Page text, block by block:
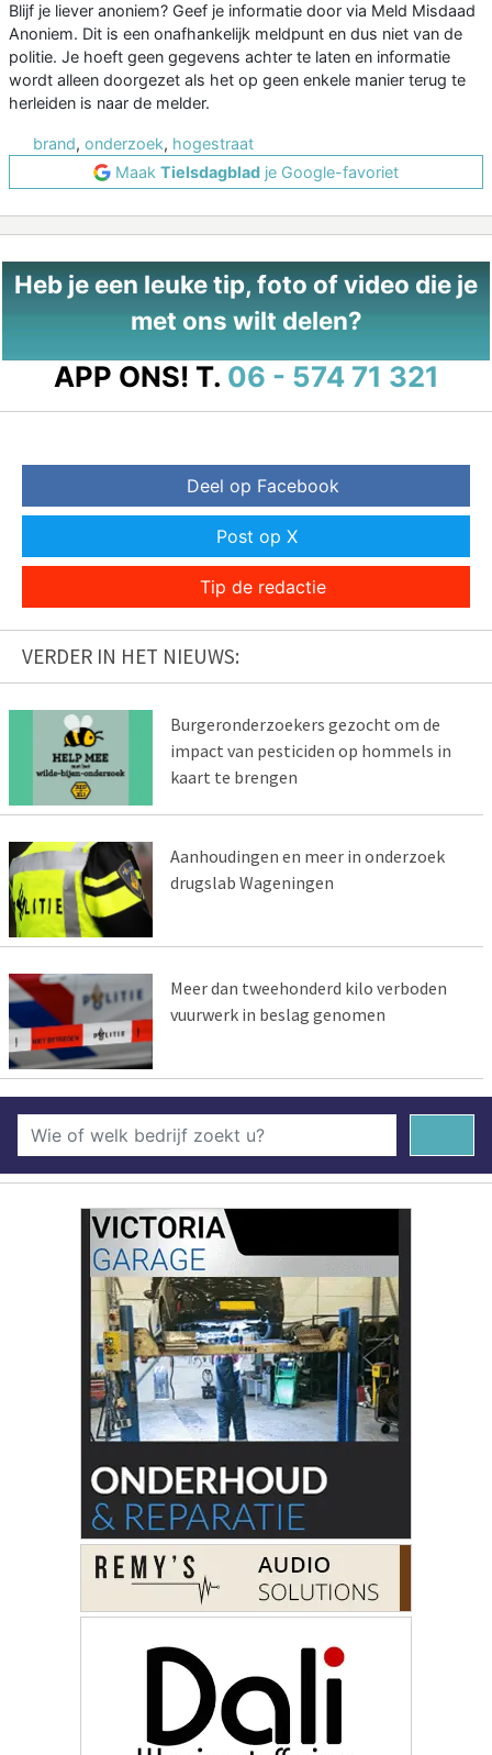
Blijf je liever anoniem? Geef je informatie door via Meld Misdaad
Anoniem. Dit is een onafhankelijk meldpunt en dus niet van de
politie. Je hoeft geen gegevens achter te laten en informatie
wordt alleen doorgezet als het op geen enkele manier terug te
herleiden is naar de melder.
brand, onderzoek, hogestraat
Maak Tielsdagblad je Google-favoriet
Heb je een leuke tip, foto of video die je
met ons wilt delen?
APP ONS! T. 06 - 574 71 321
Deel op Facebook
Post op X
Tip de redactie
VERDER IN HET NIEUWS:
Burgeronderzoekers gezocht om de
impact van pesticiden op hommels in
kaart te brengen
Aanhoudingen en meer in onderzoek
drugslab Wageningen
Meer dan tweehonderd kilo verboden
vuurwerk in beslag genomen